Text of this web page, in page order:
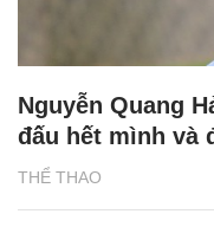
THỂ THAO
Nguyễn Quang
đấu hết mình và